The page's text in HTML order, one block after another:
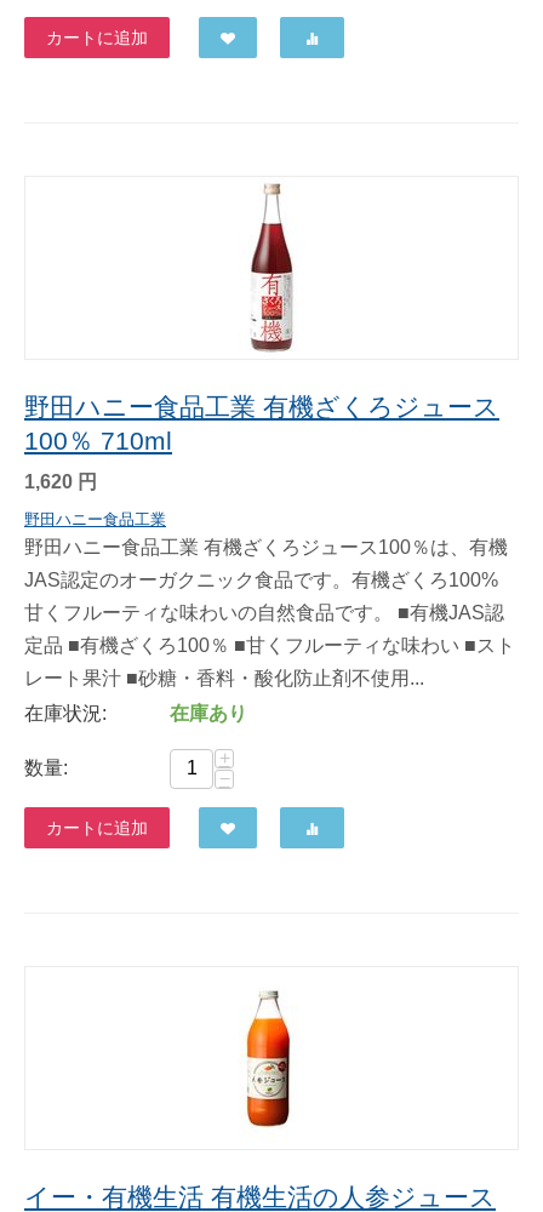
カートに追加
野田ハニー食品工業 有機ざくろジュース
100％ 710ml
1,620 円
野田ハニー食品工業
野田ハニー食品工業 有機ざくろジュース100％は、有機
JAS認定のオーガクニック食品です。有機ざくろ100%
甘くフルーティな味わいの自然食品です。 ■有機JAS認
定品 ■有機ざくろ100％ ■甘くフルーティな味わい ■スト
レート果汁 ■砂糖・香料・酸化防止剤不使用...
在庫状況:
在庫あり
数量:
+
−
カートに追加
イー・有機生活 有機生活の人参ジュース